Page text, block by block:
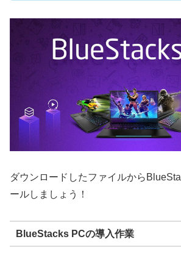
ダウンロードしたファイルから
ールしましょう！
BlueStacks PCの導入作業